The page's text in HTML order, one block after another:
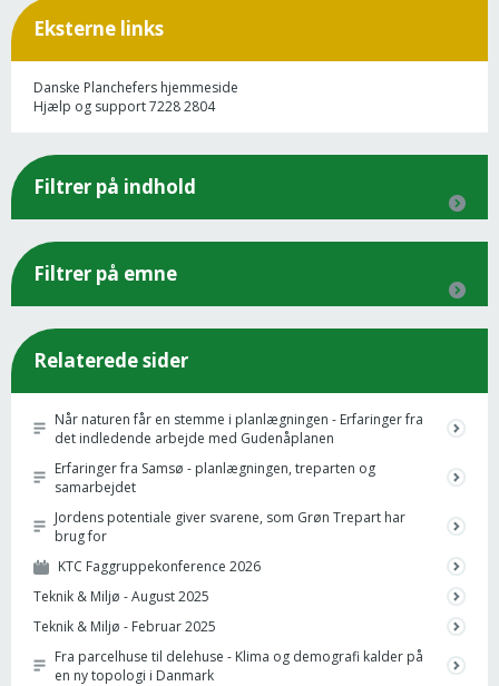
Eksterne links
Danske Planchefers hjemmeside
Hjælp og support 7228 2804
Filtrer på indhold
Filtrer på emne
Relaterede sider
Når naturen får en stemme i planlægningen - Erfaringer fra
det indledende arbejde med Gudenåplanen
Erfaringer fra Samsø - planlægningen, treparten og
samarbejdet
Jordens potentiale giver svarene, som Grøn Trepart har
brug for
KTC Faggruppekonference 2026
Teknik & Miljø - August 2025
Teknik & Miljø - Februar 2025
Fra parcelhuse til delehuse - Klima og demografi kalder på
en ny topologi i Danmark